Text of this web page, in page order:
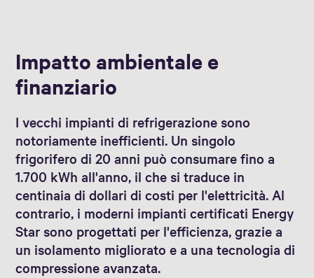
Impatto ambientale e
finanziario
I vecchi impianti di refrigerazione sono
notoriamente inefficienti. Un singolo
frigorifero di 20 anni può consumare fino a
1.700 kWh all'anno, il che si traduce in
centinaia di dollari di costi per l'elettricità. Al
contrario, i moderni impianti certificati Energy
Star sono progettati per l'efficienza, grazie a
un isolamento migliorato e a una tecnologia di
compressione avanzata.